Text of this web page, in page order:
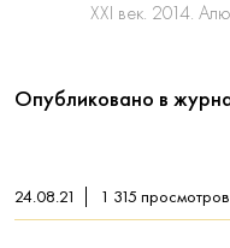
ХХI век. 2014.
Опубликовано в
24.08.21 1 315 просмотров